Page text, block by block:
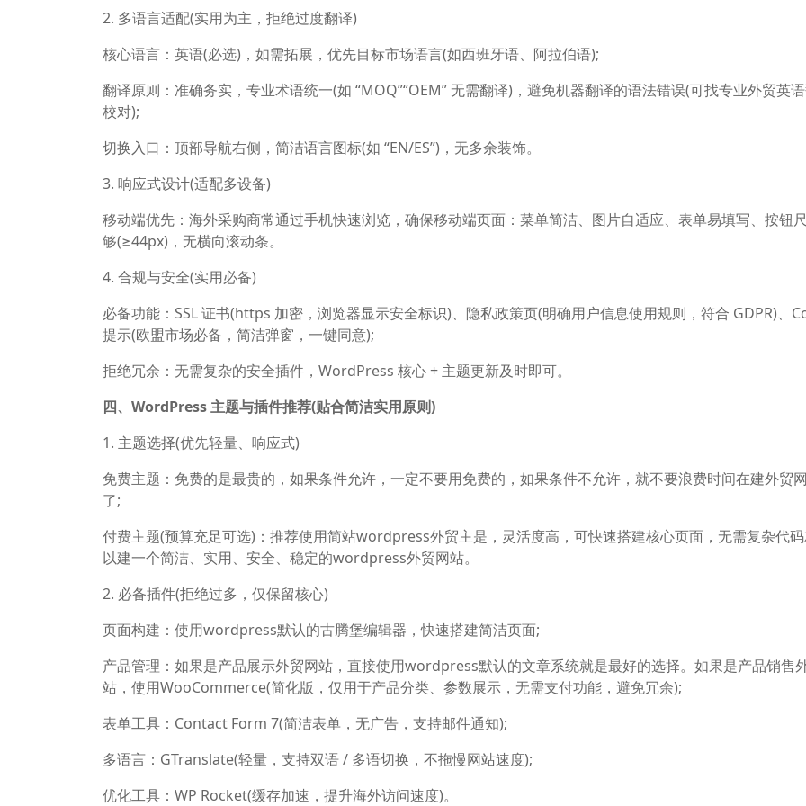
2. 多语言适配(实用为主，拒绝过度翻译)
核心语言：英语(必选)，如需拓展，优先目标市场语言(如西班牙语、阿拉伯语);
翻译原则：准确务实，专业术语统一(如 “MOQ”“OEM” 无需翻译)，避免机器翻译的语法错误(可找专业外贸英
校对);
切换入口：顶部导航右侧，简洁语言图标(如 “EN/ES”)，无多余装饰。
3. 响应式设计(适配多设备)
移动端优先：海外采购商常通过手机快速浏览，确保移动端页面：菜单简洁、图片自适应、表单易填写、按钮
够(≥44px)，无横向滚动条。
4. 合规与安全(实用必备)
必备功能：SSL 证书(https 加密，浏览器显示安全标识)、隐私政策页(明确用户信息使用规则，符合 GDPR)、
提示(欧盟市场必备，简洁弹窗，一键同意);
拒绝冗余：无需复杂的安全插件，WordPress 核心 + 主题更新及时即可。
四、WordPress 主题与插件推荐(贴合简洁实用原则)
1. 主题选择(优先轻量、响应式)
免费主题：免费的是最贵的，如果条件允许，一定不要用免费的，如果条件不允许，就不要浪费时间在建外贸
了;
付费主题(预算充足可选)：推荐使用简站wordpress外贸主是，灵活度高，可快速搭建核心页面，无需复杂代
以建一个简洁、实用、安全、稳定的wordpress外贸网站。
2. 必备插件(拒绝过多，仅保留核心)
页面构建：使用wordpress默认的古腾堡编辑器，快速搭建简洁页面;
产品管理：如果是产品展示外贸网站，直接使用wordpress默认的文章系统就是最好的选择。如果是产品销售
站，使用WooCommerce(简化版，仅用于产品分类、参数展示，无需支付功能，避免冗余);
表单工具：Contact Form 7(简洁表单，无广告，支持邮件通知);
多语言：GTranslate(轻量，支持双语 / 多语切换，不拖慢网站速度);
优化工具：WP Rocket(缓存加速，提升海外访问速度)。